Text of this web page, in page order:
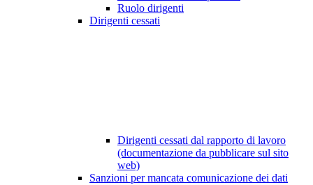
Ruolo dirigenti
Dirigenti cessati
Dirigenti cessati dal rapporto di lavoro
(documentazione da pubblicare sul sito
web)
Sanzioni per mancata comunicazione dei dati